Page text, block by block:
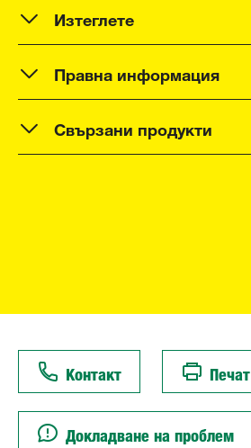
Изтеглете
Правна информация
Свързани продукти
Контакт Печат
Докладване на проблем